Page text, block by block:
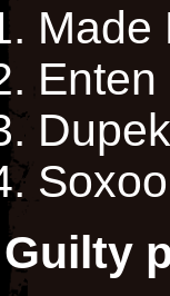
Made
Dupek
Soxoo
Guilty